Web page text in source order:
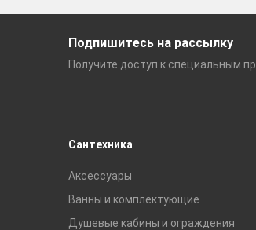
Подпишитесь на рассылку
Получите доступ к специальным
Сантехника
Аксессуары
Ванны и комплектующие
Душевые кабины и ограждения